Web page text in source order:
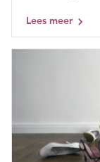
Lees meer